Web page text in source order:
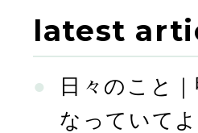
latest
日々のこと
なっていて